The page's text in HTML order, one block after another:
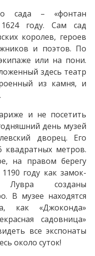
сада – «фонтан
году. Сам сад
королев, героев
и поэтов. По
или на пони.
здесь театр
из камня, и
и не посетить
день музей
дворец. Его
квадратных метров.
на правом берегу
году как замок-
Лувра созданы
В музее находятся
как «Джоконда»
садовница»
все экспонаты
около суток!